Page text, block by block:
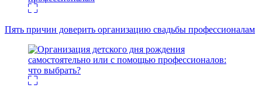
Пять причин доверить организацию свадьбы профессионалам